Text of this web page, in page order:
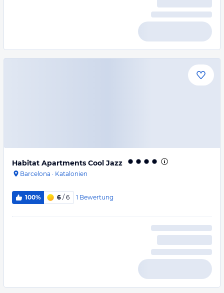
Habitat Apartments Cool Jazz
Barcelona · Katalonien
100% 6 / 6 1 Bewertung